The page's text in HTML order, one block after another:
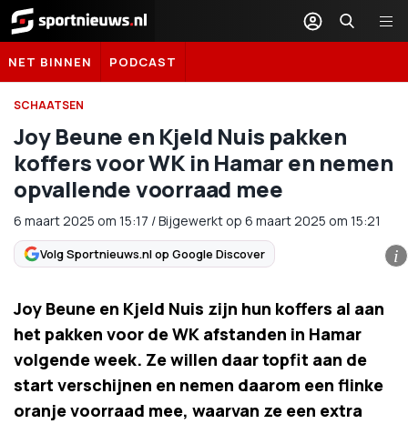
Sportnieuws.nl
NET BINNEN PODCAST
SCHAATSEN
Joy Beune en Kjeld Nuis pakken
koffers voor WK in Hamar en nemen
opvallende voorraad mee
6 maart 2025 om 15:17 /Bijgewerkt op 6 maart 2025 om 15:21
Volg Sportnieuws.nl op Google Discover i
Joy Beune en Kjeld Nuis zijn hun koffers al aan
het pakken voor de WK afstanden in Hamar
volgende week. Ze willen daar topfit aan de
start verschijnen en nemen daarom een flinke
oranje voorraad mee, waarvan ze een extra